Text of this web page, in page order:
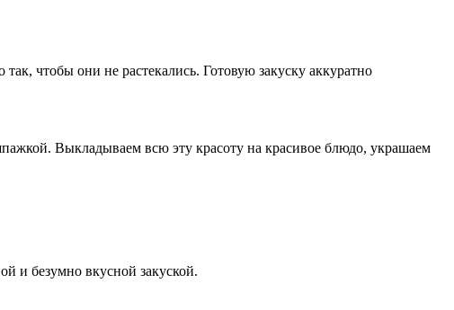
чтобы они не растекались. Готовую закуску аккуратно
Выкладываем всю эту красоту на красивое блюдо, украшаем
и безумно вкусной закуской.